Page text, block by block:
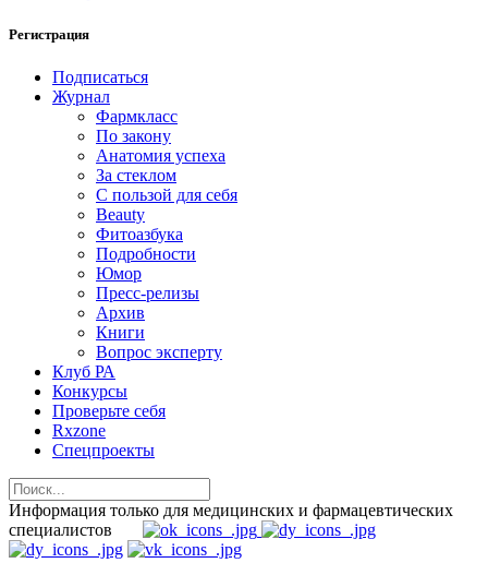
Регистрация
Подписаться
Журнал
Фармкласс
По закону
Анатомия успеха
За стеклом
С пользой для себя
Beauty
Фитоазбука
Подробности
Юмор
Пресс-релизы
Архив
Книги
Вопрос эксперту
Клуб РА
Конкурсы
Проверьте себя
Rxzone
Спецпроекты
Информация только для медицинских и фармацевтических
специалистов